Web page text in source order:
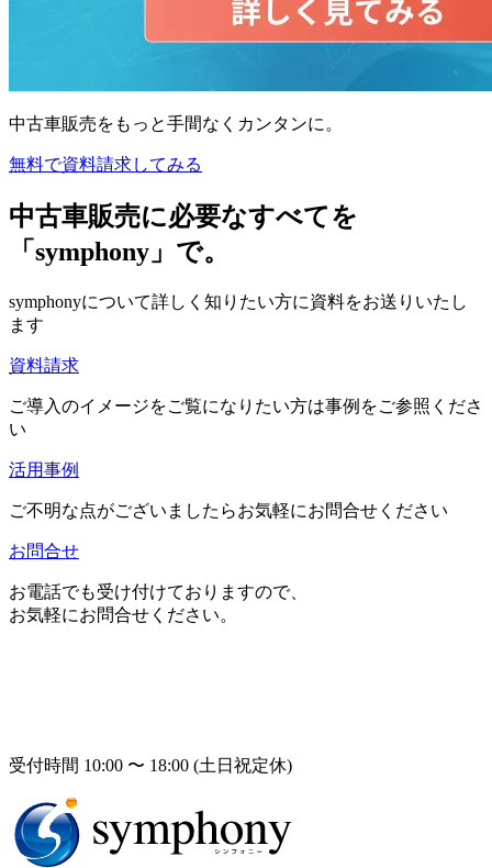
中古車販売をもっと手間なくカンタンに。
無料で資料請求してみる
中古車販売に必要なすべてを
「symphony」で。
symphonyについて詳しく知りたい方に資料をお送りいたし
ます
資料請求
ご導入のイメージをご覧になりたい方は事例をご参照くださ
い
活用事例
ご不明な点がございましたらお気軽にお問合せください
お問合せ
お電話でも受け付けておりますので、
お気軽にお問合せください。
受付時間 10:00 〜 18:00 (土日祝定休)